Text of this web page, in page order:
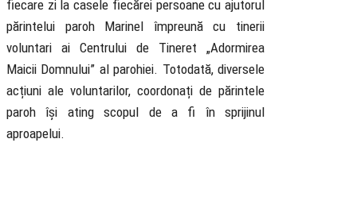
fiecare zi la casele fiecărei persoane cu ajutorul
părintelui paroh Marinel împreună cu tinerii
voluntari ai Centrului de Tineret „Adormirea
Maicii Domnului” al parohiei. Totodată, diversele
acțiuni ale voluntarilor, coordonați de părintele
paroh își ating scopul de a fi în sprijinul
aproapelui.